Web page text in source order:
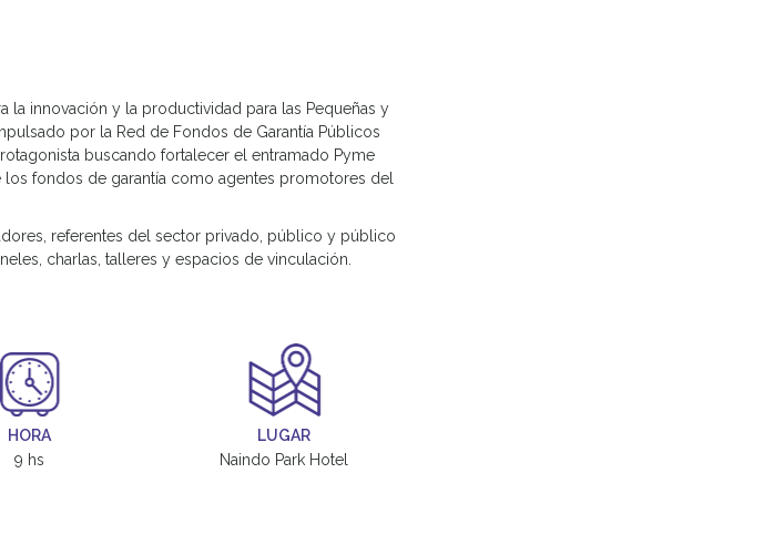
la innovación y la productividad para las Pequeñas y
por la Red de Fondos de Garantía Públicos
buscando fortalecer el entramado Pyme
fondos de garantía como agentes promotores del
referentes del sector privado, público y público
charlas, talleres y espacios de vinculación.
HORA
LUGAR
9 hs Naindo Park Hotel